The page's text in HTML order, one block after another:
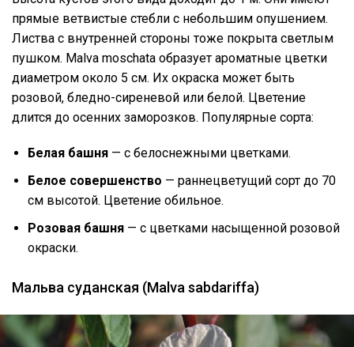
прямые ветвистые стебли с небольшим опушением.
Листва с внутренней стороны тоже покрыта светлым
пушком. Malva moschata образует ароматные цветки
диаметром около 5 см. Их окраска может быть
розовой, бледно-сиреневой или белой. Цветение
длится до осенних заморозков. Популярные сорта:
Белая башня — с белоснежными цветками.
Белое совершенство — раннецветущий сорт до 70
см высотой. Цветение обильное.
Розовая башня — с цветками насыщенной розовой
окраски.
Мальва суданская (Malva sabdariffa)